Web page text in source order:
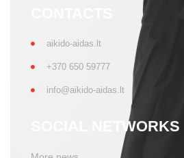
aikido-aidas.lt
+370 650 59777
info@aikido-aidas.lt
SOCIAL NETWORKS